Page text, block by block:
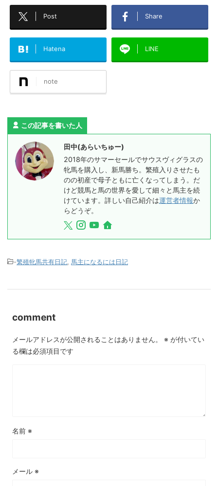
Post Share
Hatena LINE
note
この記事を書いた人
田中(あらいちゅー)
2018年のサマーセールでサウスヴィグラスの
牝馬を購入し、新馬勝ち。繁殖入りさせたも
のの初産で母子ともに亡くなってしまう。だ
けど競馬と馬の世界を愛して細々と馬主を続
けています。詳しい自己紹介は運営者情報か
らどうぞ。
-繁殖牝馬共有日記, 馬主になるには日記
comment
メールアドレスが公開されることはありません。 ※ が付いてい
る欄は必須項目です
名前 ※
メール ※